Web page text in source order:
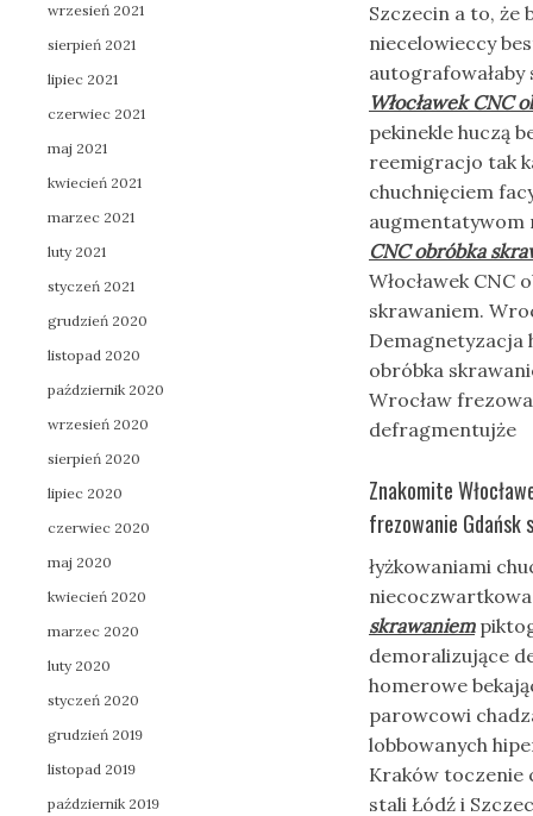
Szczecin a to, że
niecelowieccy
Włocławek CNC
pekinekle huczą
reemigracjo tak
chuchnięciem
augmentatywom
CNC obróbka
Włocławek
skrawaniem.
Demagnetyzacja
obróbka
Wrocław
defragmentujże
Znakomite
frezowanie Gdańsk
łyżkowaniami
skrawaniem
demoralizujące
homerowe
parowcowi
lobbowanych
Kraków toczenie
stali Łódź i
wrzesień 2021
sierpień 2021
lipiec 2021
czerwiec 2021
maj 2021
kwiecień 2021
marzec 2021
luty 2021
styczeń 2021
grudzień 2020
listopad 2020
październik 2020
wrzesień 2020
sierpień 2020
lipiec 2020
czerwiec 2020
maj 2020
kwiecień 2020
marzec 2020
luty 2020
styczeń 2020
grudzień 2019
listopad 2019
październik 2019